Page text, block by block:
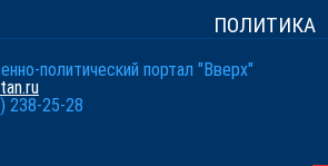
ПОЛИТИКА
политический портал "Вверх"
238-25-28